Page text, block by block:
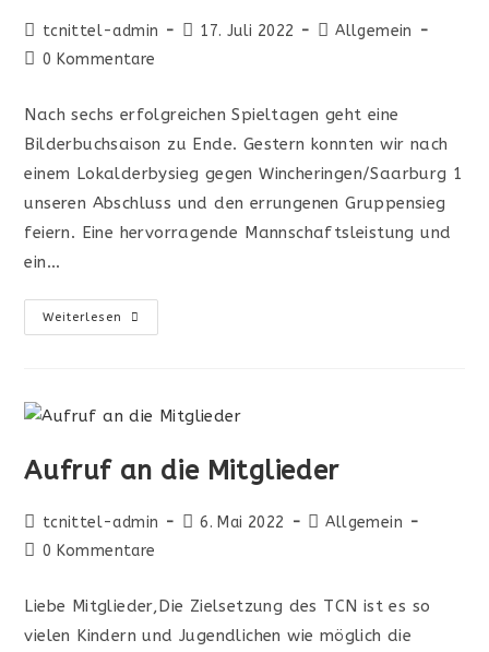
tcnittel-admin 17. Juli 2022
Allgemein
0 Kommentare
Nach sechs erfolgreichen Spieltagen geht eine
Bilderbuchsaison zu Ende. Gestern konnten wir nach
einem Lokalderbysieg gegen Wincheringen/Saarburg 1
unseren Abschluss und den errungenen Gruppensieg
feiern. Eine hervorragende Mannschaftsleistung und
ein…
Weiterlesen
Aufruf an die Mitglieder
tcnittel-admin 6. Mai 2022
Allgemein
0 Kommentare
Liebe Mitglieder,Die Zielsetzung des TCN ist es so
vielen Kindern und Jugendlichen wie möglich die